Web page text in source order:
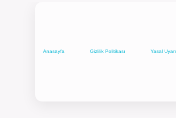
Anasayfa Gizlilik Politikası Yasal Uyarı